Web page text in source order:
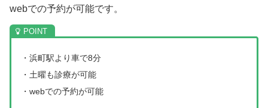
webでの予約が可能です。
・浜町駅より車で8分
・土曜も診療が可能
・webでの予約が可能